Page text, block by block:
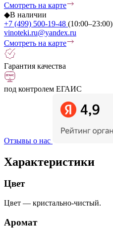
Смотреть на карте
◆В наличии
+7 (499) 500-19-48 (10:00–23:00)
vinoteki.ru@yandex.ru
Смотреть на карте
Гарантия качества
под контролем ЕГАИС
Отзывы о нас
Характеристики
Цвет
Цвет — кристально-чистый.
Аромат